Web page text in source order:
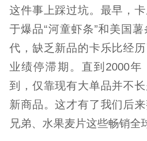
这件事上踩过坑。最早，
于爆品“河童虾条”和美国
代，缺乏新品的卡乐比经
业绩停滞期。直到2000年
到，仅靠现有大单品并不
新商品。这才有了我们后
兄弟、水果麦片这些畅销全